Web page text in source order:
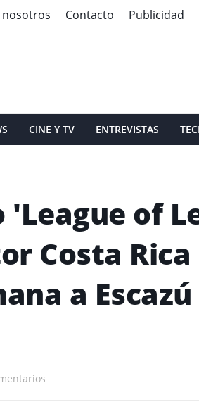
nosotros Contacto Publicidad
CINE Y TV ENTREVISTAS
'League of
Costa
a